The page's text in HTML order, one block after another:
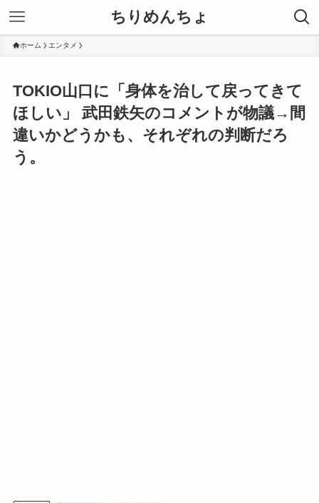
ちりめんちょ
ホーム エンタメ
TOKIO山口に「身体を治して戻ってきて
ほしい」 武田鉄矢のコメントが物議→間
違いかどうかも、それぞれの判断だろ
う。